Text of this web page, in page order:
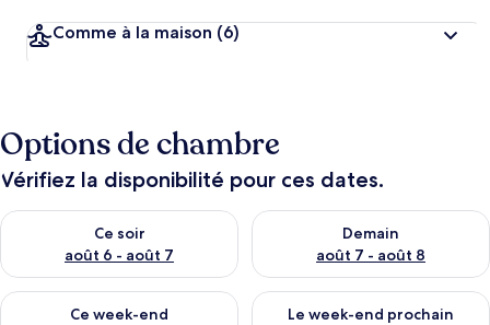
Comme à la maison (6)
Options de chambre
Vérifiez la disponibilité pour ces dates.
Ce soir
août 6 - août 7
Vérifier la disponibilité pour ce soir août 6 - août 7
Demain
août 7 - août 8
Vérifier la disponibilité pour
Ce week-end
Vérifier la disponibilité pour ce week-end août 7 - août 9
Le week-end prochain
Vérifier la disponibilité pour